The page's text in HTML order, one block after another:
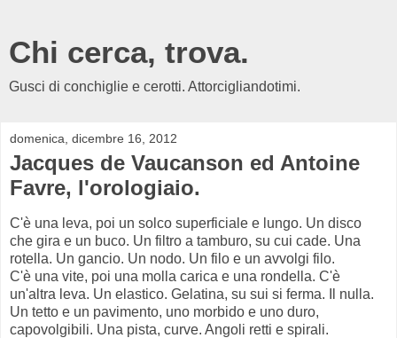
Chi cerca, trova.
Gusci di conchiglie e cerotti. Attorcigliandotimi.
domenica, dicembre 16, 2012
Jacques de Vaucanson ed Antoine
Favre, l'orologiaio.
C'è una leva, poi un solco superficiale e lungo. Un disco
che gira e un buco. Un filtro a tamburo, su cui cade. Una
rotella. Un gancio. Un nodo. Un filo e un avvolgi filo.
C'è una vite, poi una molla carica e una rondella. C'è
un'altra leva. Un elastico. Gelatina, su sui si ferma. Il nulla.
Un tetto e un pavimento, uno morbido e uno duro,
capovolgibili. Una pista, curve. Angoli retti e spirali.